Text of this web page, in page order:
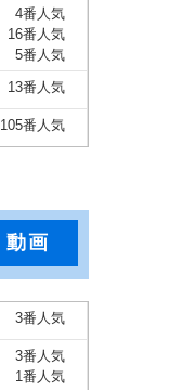
4番人気
16番人気
5番人気
13番人気
105番人気
動画
3番人気
3番人気
1番人気